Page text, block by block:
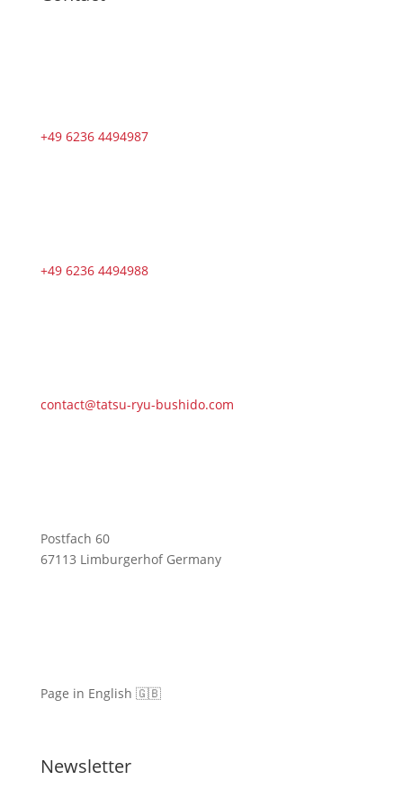
+49 6236 4494987
+49 6236 4494988
contact@tatsu-ryu-bushido.com
Postfach 60
67113 Limburgerhof Germany
Page in English 🇬🇧
Newsletter